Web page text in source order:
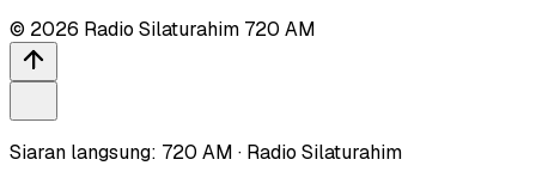
© 2026 Radio Silaturahim 720 AM
Siaran langsung: 720 AM · Radio Silaturahim